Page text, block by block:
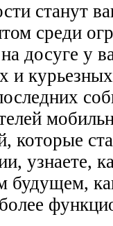
станут
среди
досуге у
и
которые
узнаете,
будущем,